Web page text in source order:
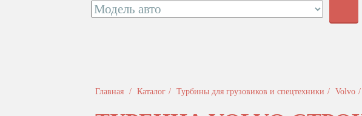
Главная Каталог Турбины для грузовиков и спецтехники Volvo